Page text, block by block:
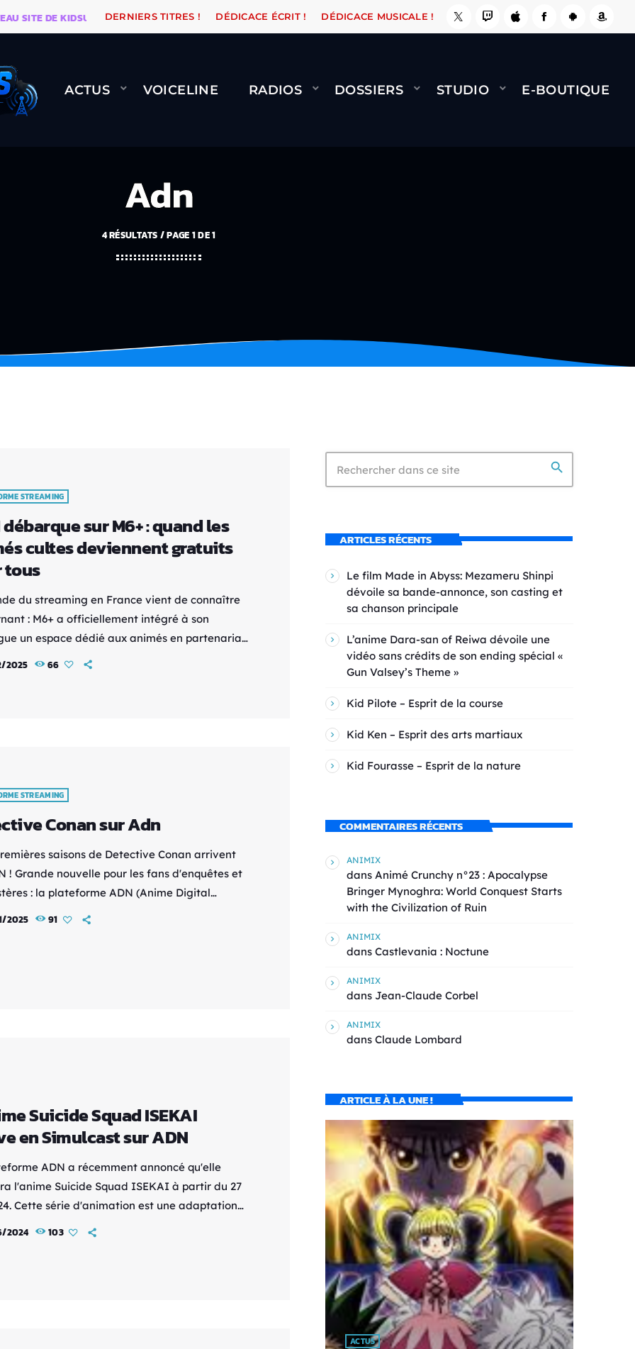
DE KIDSUNE WARÉTRO ORANGE ROAD QUI PASSE, ÇA LE FAIT ! NAMI BERNARD MINET - FLY
DERNIERS TITRES ! DÉDICACE ÉCRIT ! DÉDICACE MUSICALE !
ACTUS VOICELINE RADIOS DOSSIERS STUDIO E-BOUTIQUE
Adn
4 RÉSULTATS / PAGE 1 DE 1
STREAMING
sur M6+ : quand les
cultes deviennent gratuits
tous
du streaming en France vient de connaître
: M6+ a officiellement intégré à son
un espace dédié aux animés en partenariat
référence française en matière de
2025 66
STREAMING
Detective Conan sur Adn
saisons de Detective Conan arrivent
! Grande nouvelle pour les fans d'enquêtes et
: la plateforme ADN (Anime Digital
annonce l'ajout en France des cinq premières
2025 91
Suicide Squad ISEKAI
en Simulcast sur ADN
ADN a récemment annoncé qu'elle
l'anime Suicide Squad ISEKAI à partir du 27
Cette série d'animation est une adaptation
comics américain "Suicide Squad", mais
2024 103
search
ARTICLES RÉCENTS
Le film Made in Abyss: Mezameru Shinpi
dévoile sa bande-annonce, son casting et
sa chanson principale
L’anime Dara-san of Reiwa dévoile une
vidéo sans crédits de son ending spécial «
Gun Valsey’s Theme »
Kid Pilote – Esprit de la course
Kid Ken – Esprit des arts martiaux
Kid Fourasse – Esprit de la nature
COMMENTAIRES RÉCENTS
ANIMIX
dans Animé Crunchy n°23 : Apocalypse
Bringer Mynoghra: World Conquest Starts
with the Civilization of Ruin
ANIMIX
dans Castlevania : Noctune
ANIMIX
dans Jean-Claude Corbel
ANIMIX
dans Claude Lombard
ARTICLE À LA UNE !
ACTUS